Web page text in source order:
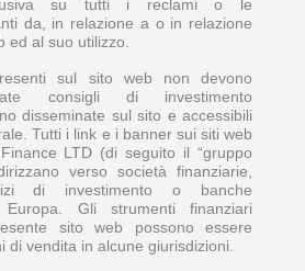
su tutti i reclami o le
da, in relazione a o in relazione
ed al suo utilizzo.
sul sito web non devono
consigli di investimento
disseminate sul sito e accessibili
Tutti i link e i banner sui siti web
LTD (di seguito il “gruppo
verso società finanziarie,
di investimento o banche
Europa. Gli strumenti finanziari
sito web possono essere
di vendita in alcune giurisdizioni.